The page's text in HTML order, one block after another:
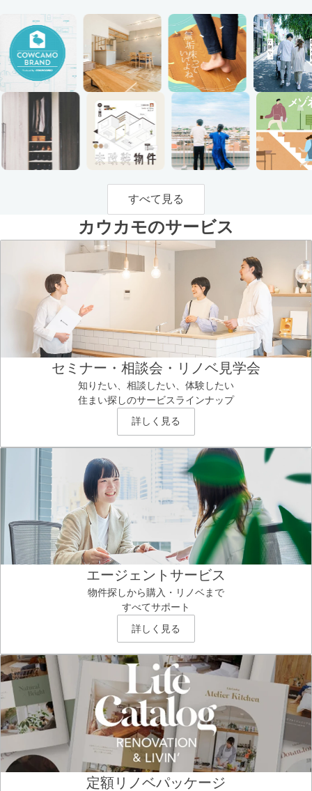
すべて見る
カウカモのサービス
セミナー・相談会・リノベ見学会
知りたい、相談したい、体験したい
住まい探しのサービスラインナップ
詳しく見る
エージェントサービス
物件探しから購入・リノベまで
すべてサポート
詳しく見る
定額リノベパッケージ